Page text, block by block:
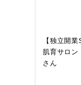
【独立開業
肌育サロン
さん